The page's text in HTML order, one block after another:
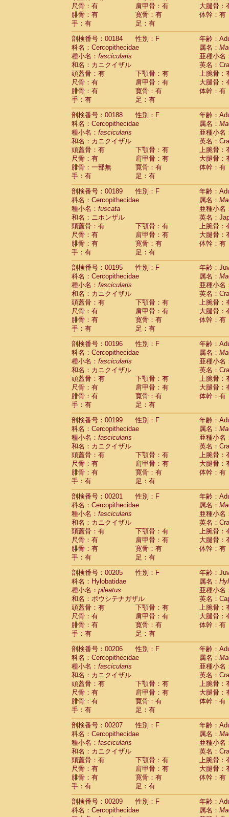
尺骨：有
肩甲骨：有
大腿骨：
腓骨：有
寛骨：有
体幹：有
手：有
足：有
剖検番号：00184
性別：F
年齢：
科名：Cercopithecidae
属名：
種小名： fascicularis
亜種小名
和名：カニクイザル
英名：
頭蓋骨：有
下顎骨：有
上腕骨：
尺骨：有
肩甲骨：有
大腿骨：
腓骨：有
寛骨：有
体幹：有
手：有
足：有
剖検番号：00188
性別：F
年齢：
科名：Cercopithecidae
属名：
種小名： fascicularis
亜種小名
和名：カニクイザル
英名：
頭蓋骨：有
下顎骨：有
上腕骨：
尺骨：有
肩甲骨：有
大腿骨：
腓骨：一部無
寛骨：有
体幹：有
手：有
足：有
剖検番号：00189
性別：F
年齢：
科名：Cercopithecidae
属名：
種小名： fuscata
亜種小名
和名：ニホンザル
英名：
頭蓋骨：有
下顎骨：有
上腕骨：
尺骨：有
肩甲骨：有
大腿骨：
腓骨：有
寛骨：有
体幹：有
手：有
足：有
剖検番号：00195
性別：F
年齢：
科名：Cercopithecidae
属名：
種小名： fascicularis
亜種小名
和名：カニクイザル
英名：
頭蓋骨：有
下顎骨：有
上腕骨：
尺骨：有
肩甲骨：有
大腿骨：
腓骨：有
寛骨：有
体幹：有
手：有
足：有
剖検番号：00196
性別：F
年齢：
科名：Cercopithecidae
属名：
種小名： fascicularis
亜種小名
和名：カニクイザル
英名：
頭蓋骨：有
下顎骨：有
上腕骨：
尺骨：有
肩甲骨：有
大腿骨：
腓骨：有
寛骨：有
体幹：有
手：有
足：有
剖検番号：00199
性別：F
年齢：
科名：Cercopithecidae
属名：
種小名： fascicularis
亜種小名
和名：カニクイザル
英名：
頭蓋骨：有
下顎骨：有
上腕骨：
尺骨：有
肩甲骨：有
大腿骨：
腓骨：有
寛骨：有
体幹：有
手：有
足：有
剖検番号：00201
性別：F
年齢：
科名：Cercopithecidae
属名：
種小名： fascicularis
亜種小名
和名：カニクイザル
英名：
頭蓋骨：有
下顎骨：有
上腕骨：
尺骨：有
肩甲骨：有
大腿骨：
腓骨：有
寛骨：有
体幹：有
手：有
足：有
剖検番号：00205
性別：F
年齢：
科名：Hylobatidae
属名：
種小名： pileatus
亜種小名
和名：ボウシテナガザル
英名：
頭蓋骨：有
下顎骨：有
上腕骨：
尺骨：有
肩甲骨：有
大腿骨：
腓骨：有
寛骨：有
体幹：有
手：有
足：有
剖検番号：00206
性別：F
年齢：
科名：Cercopithecidae
属名：
種小名： fascicularis
亜種小名
和名：カニクイザル
英名：
頭蓋骨：有
下顎骨：有
上腕骨：
尺骨：有
肩甲骨：有
大腿骨：
腓骨：有
寛骨：有
体幹：有
手：有
足：有
剖検番号：00207
性別：F
年齢：
科名：Cercopithecidae
属名：
種小名： fascicularis
亜種小名
和名：カニクイザル
英名：
頭蓋骨：有
下顎骨：有
上腕骨：
尺骨：有
肩甲骨：有
大腿骨：
腓骨：有
寛骨：有
体幹：有
手：有
足：有
剖検番号：00209
性別：F
年齢：
科名：Cercopithecidae
属名：